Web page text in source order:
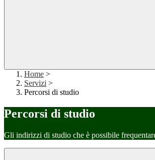
Home >
Servizi >
Percorsi di studio
Percorsi di studio
Gli indirizzi di studio che è possibile